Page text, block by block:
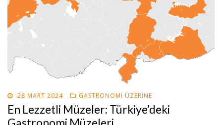
POSTED
ON
28 MART 2024 GASTRONOMI ÜZERINE
En Lezzetli Müzeler: Türkiye’deki